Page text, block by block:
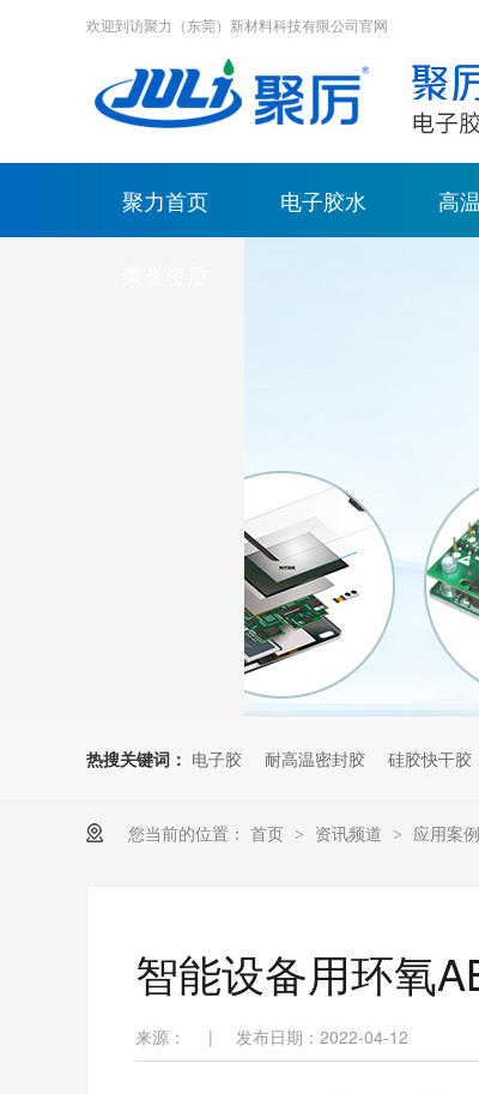
欢迎到访聚力（东莞）新材料科技有限公司官网
聚力首页 电子胶水 高
热搜关键词： 电子胶 耐高温密封胶 硅胶快干胶
您当前的位置： 首页 > 资讯频道 > 应用案例
智能设备用环氧
来源： | 发布日期：2022-04-12